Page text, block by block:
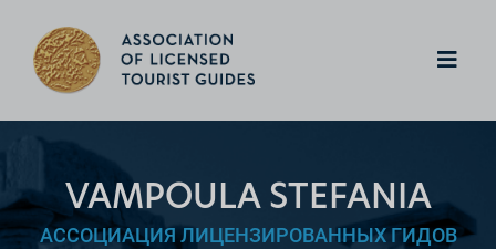
VAMPOULA STEFANIA
АССОЦИАЦИЯ ЛИЦЕНЗИРОВАННЫХ ГИДОВ